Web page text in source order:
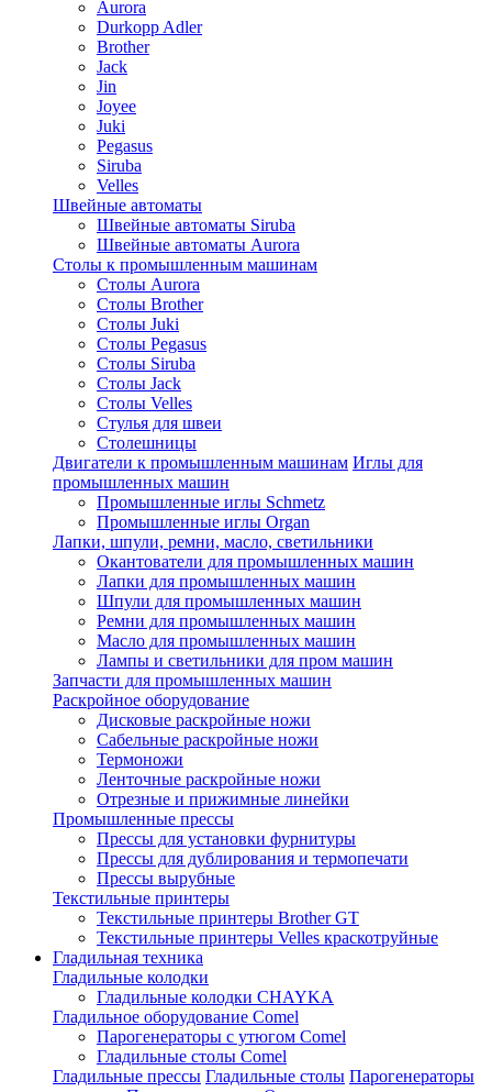
Aurora
Durkopp Adler
Brother
Jack
Jin
Joyee
Juki
Pegasus
Siruba
Velles
Швейные автоматы
Швейные автоматы Siruba
Швейные автоматы Aurora
Столы к промышленным машинам
Столы Aurora
Столы Brother
Столы Juki
Столы Pegasus
Столы Siruba
Столы Jack
Столы Velles
Стулья для швеи
Столешницы
Двигатели к промышленным машинам Иглы для
промышленных машин
Промышленные иглы Schmetz
Промышленные иглы Organ
Лапки, шпули, ремни, масло, светильники
Окантователи для промышленных машин
Лапки для промышленных машин
Шпули для промышленных машин
Ремни для промышленных машин
Масло для промышленных машин
Лампы и светильники для пром машин
Запчасти для промышленных машин
Раскройное оборудование
Дисковые раскройные ножи
Сабельные раскройные ножи
Термоножи
Ленточные раскройные ножи
Отрезные и прижимные линейки
Промышленные прессы
Прессы для установки фурнитуры
Прессы для дублирования и термопечати
Прессы вырубные
Текстильные принтеры
Текстильные принтеры Brother GT
Текстильные принтеры Velles краскотруйные
Гладильная техника
Гладильные колодки
Гладильные колодки CHAYKA
Гладильное оборудование Comel
Парогенераторы с утюгом Comel
Гладильные столы Comel
Гладильные прессы Гладильные столы Парогенераторы